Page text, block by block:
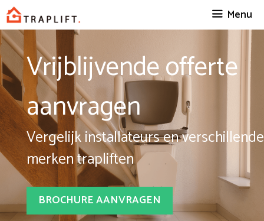
Spring
naar
inhoud
Menu
Vrijblijvende offerte
aanvragen
Vergelijk installateurs en verschillende
merken trapliften
BROCHURE AANVRAGEN